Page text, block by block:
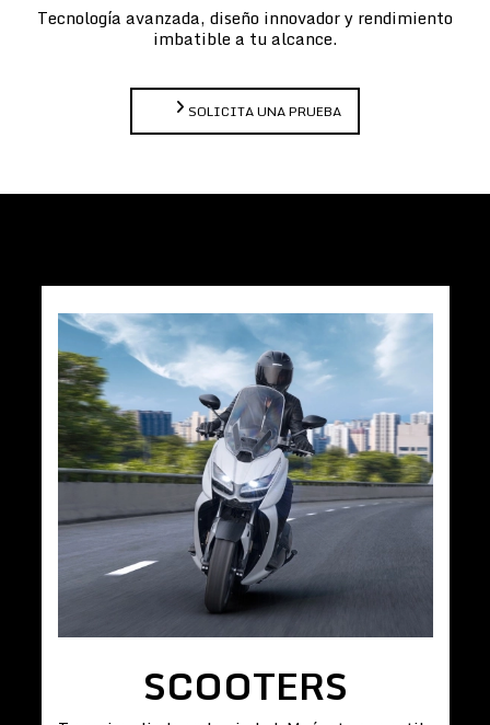
Tecnología avanzada, diseño innovador y rendimiento
imbatible a tu alcance.
SOLICITA UNA PRUEBA
SCOOTERS